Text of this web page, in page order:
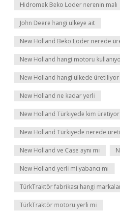
Hidromek Beko Loder nerenin malı
John Deere hangi ülkeye ait
New Holland Beko Loder nerede
New Holland hangi motoru
New Holland hangi ülkede üretiliyor
New Holland ne kadar yerli
New Holland Türkiyede kim üretiyor
New Holland Türkiyede nerede
New Holland ve Case aynı mı
New Holland yerli mi yabancı mı
TürkTraktör fabrikası hangi
TürkTraktör motoru yerli mi